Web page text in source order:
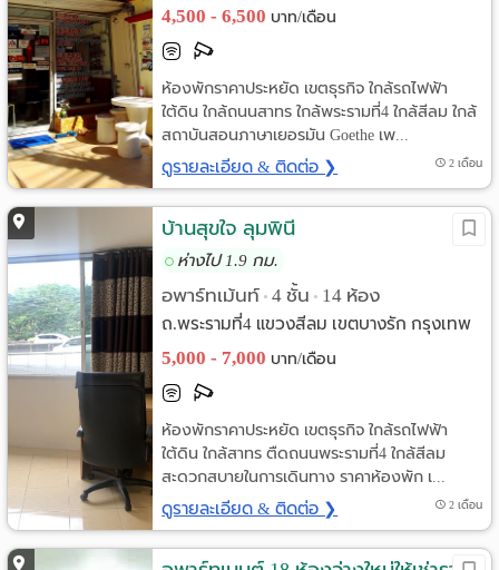
4,500 - 6,500 บาท/เดือน
ห้องพักราคาประหยัด เขตธุรกิจ ใกล้รถไฟฟ้า
ใต้ดิน ใกล้ถนนสาทร ใกล้พระรามที่4 ใกล้สีลม ใกล้
สถาบันสอนภาษาเยอรมัน Goethe เพ...
ดูรายละเอียด & ติดต่อ ❯ 2 เดือน
บ้านสุขใจ ลุมพินี
ห่างไป 1.9 กม.
อพาร์ทเม้นท์ • 4 ชั้น • 14 ห้อง
ถ.พระรามที่4 แขวงสีลม เขตบางรัก กรุงเทพ
5,000 - 7,000 บาท/เดือน
ห้องพักราคาประหยัด เขตธุรกิจ ใกล้รถไฟฟ้า
ใต้ดิน ใกล้สาทร ตืดถนนพระรามที่4 ใกล้สีลม
สะดวกสบายในการเดินทาง ราคาห้องพัก เ...
ดูรายละเอียด & ติดต่อ ❯ 2 เดือน